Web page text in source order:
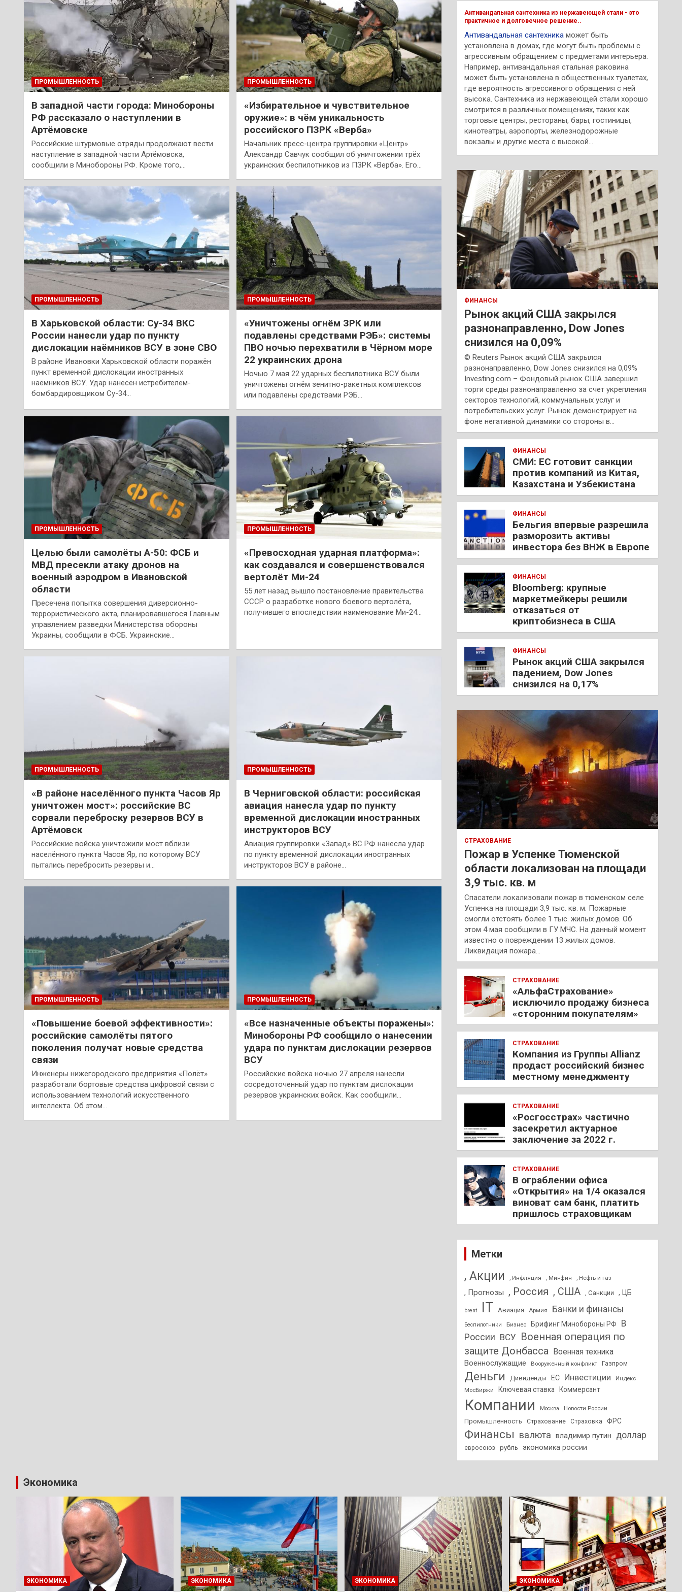
ПРОМЫШЛЕННОСТЬ
В западной части города: Минобороны
РФ рассказало о наступлении в
Артёмовске
Российские штурмовые отряды продолжают вести
наступление в западной части Артёмовска,
сообщили в Минобороны РФ. Кроме того,…
ПРОМЫШЛЕННОСТЬ
«Избирательное и чувствительное
оружие»: в чём уникальность
российского ПЗРК «Верба»
Начальник пресс-центра группировки «Центр»
Александр Савчук сообщил об уничтожении трёх
украинских беспилотников из ПЗРК «Верба». Его…
ПРОМЫШЛЕННОСТЬ
В Харьковской области: Су-34 ВКС
России нанесли удар по пункту
дислокации наёмников ВСУ в зоне СВО
В районе Ивановки Харьковской области поражён
пункт временной дислокации иностранных
наёмников ВСУ. Удар нанесён истребителем-
бомбардировщиком Су-34…
ПРОМЫШЛЕННОСТЬ
«Уничтожены огнём ЗРК или
подавлены средствами РЭБ»: системы
ПВО ночью перехватили в Чёрном море
22 украинских дрона
Ночью 7 мая 22 ударных беспилотника ВСУ были
уничтожены огнём зенитно-ракетных комплексов
или подавлены средствами РЭБ…
ПРОМЫШЛЕННОСТЬ
Целью были самолёты А-50: ФСБ и
МВД пресекли атаку дронов на
военный аэродром в Ивановской
области
Пресечена попытка совершения диверсионно-
террористического акта, планировавшегося Главным
управлением разведки Министерства обороны
Украины, сообщили в ФСБ. Украинские…
ПРОМЫШЛЕННОСТЬ
«Превосходная ударная платформа»:
как создавался и совершенствовался
вертолёт Ми-24
55 лет назад вышло постановление правительства
СССР о разработке нового боевого вертолёта,
получившего впоследствии наименование Ми-24…
ПРОМЫШЛЕННОСТЬ
«В районе населённого пункта Часов Яр
уничтожен мост»: российские ВС
сорвали переброску резервов ВСУ в
Артёмовск
Российские войска уничтожили мост вблизи
населённого пункта Часов Яр, по которому ВСУ
пытались перебросить резервы и…
ПРОМЫШЛЕННОСТЬ
В Черниговской области: российская
авиация нанесла удар по пункту
временной дислокации иностранных
инструкторов ВСУ
Авиация группировки «Запад» ВС РФ нанесла удар
по пункту временной дислокации иностранных
инструкторов ВСУ в районе…
ПРОМЫШЛЕННОСТЬ
«Повышение боевой эффективности»:
российские самолёты пятого
поколения получат новые средства
связи
Инженеры нижегородского предприятия «Полёт»
разработали бортовые средства цифровой связи с
использованием технологий искусственного
интеллекта. Об этом…
ПРОМЫШЛЕННОСТЬ
«Все назначенные объекты поражены»:
Минобороны РФ сообщило о нанесении
удара по пунктам дислокации резервов
ВСУ
Российские войска ночью 27 апреля нанесли
сосредоточенный удар по пунктам дислокации
резервов украинских войск. Как сообщили…
к
Антивандальная сантехника из нержавеющей стали - это
практичное и долговечное решение..
Антивандальная сантехника может быть
установлена в домах, где могут быть проблемы с
агрессивным обращением с предметами интерьера.
Например, антивандальная стальная раковина
может быть установлена в общественных туалетах,
где вероятность агрессивного обращения с ней
высока. Сантехника из нержавеющей стали хорошо
смотрится в различных помещениях, таких как
торговые центры, рестораны, бары, гостиницы,
кинотеатры, аэропорты, железнодорожные
вокзалы и другие места с высокой...
ФИНАНСЫ
Рынок акций США закрылся
разнонаправленно, Dow Jones
снизился на 0,09%
© Reuters Рынок акций США закрылся
разнонаправленно, Dow Jones снизился на 0,09%
Investing.com – Фондовый рынок США завершил
торги среды разнонаправленно за счет укрепления
секторов технологий, коммунальных услуг и
потребительских услуг. Рынок демонстрирует на
фоне негативной динамики со стороны в…
ФИНАНСЫ
СМИ: ЕС готовит санкции
против компаний из Китая,
Казахстана и Узбекистана
ФИНАНСЫ
Бельгия впервые разрешила
разморозить активы
инвестора без ВНЖ в Европе
ФИНАНСЫ
Bloomberg: крупные
маркетмейкеры решили
отказаться от
криптобизнеса в США
ФИНАНСЫ
Рынок акций США закрылся
падением, Dow Jones
снизился на 0,17%
СТРАХОВАНИЕ
Пожар в Успенке Тюменской
области локализован на площади
3,9 тыс. кв. м
Спасатели локализовали пожар в тюменском селе
Успенка на площади 3,9 тыс. кв. м. Пожарные
смогли отстоять более 1 тыс. жилых домов. Об
этом 4 мая сообщили в ГУ МЧС. На данный момент
известно о повреждении 13 жилых домов.
Ликвидация пожара…
СТРАХОВАНИЕ
«АльфаСтрахование»
исключило продажу бизнеса
«сторонним покупателям»
СТРАХОВАНИЕ
Компания из Группы Allianz
продаст российский бизнес
местному менеджменту
СТРАХОВАНИЕ
«Росгосстрах» частично
засекретил актуарное
заключение за 2022 г.
СТРАХОВАНИЕ
В ограблении офиса
«Открытия» на 1/4 оказался
виноват сам банк, платить
пришлось страховщикам
Метки
, Акции , Инфляция , Минфин , Нефть и газ
, Прогнозы , Россия , США , Санкции , ЦБ
brent IT Авиация Армия Банки и финансы
Беспилотники Бизнес Брифинг Минобороны РФ
В
России ВСУ Военная операция по
защите Донбасса Военная техника
Военнослужащие Вооруженный конфликт Газпром
Деньги Дивиденды ЕС Инвестиции
Индекс
МосБиржи
Ключевая ставка Коммерсант
Компании Москва Новости России
Промышленность Страхование Страховка ФРС
Финансы валюта владимир путин доллар
евросоюз рубль экономика россии
Экономика
ЭКОНОМИКА ЭКОНОМИКА ЭКОНОМИКА ЭКОНОМИКА